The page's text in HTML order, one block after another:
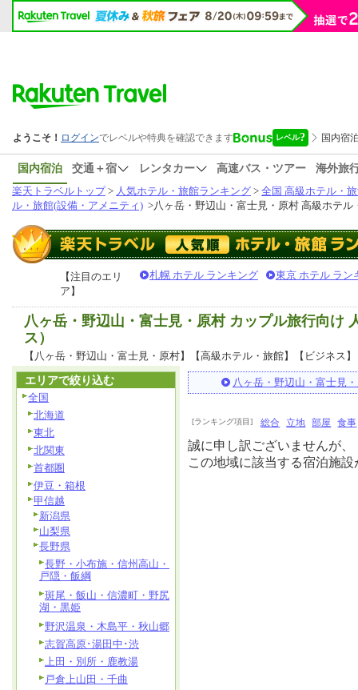
国内宿泊 交通＋宿 レンタカー 高速バス・ツアー
海外旅
楽天トラベルトップ> 人気ホテル・旅館ランキング > 全国 高級ホテル・
ル・旅館(設備・アメニティ) >八ヶ岳・野辺山・富士見・原村 高級ホテル
【注目のエリ
ア】
札幌 ホテル ランキング 東京 ホテル ラン
八ヶ岳・野辺山・富士見・原村 カップル旅行向け
ス）
【八ヶ岳・野辺山・富士見・原村】【高級ホテル・旅館】【ビジネス
八ヶ岳・野辺山・富士見
[ランキング項目] 総合 立地 部屋 食事
誠に申し訳ございませんが、
この地域に該当する宿泊施
エリアで絞り込む
全国
北海道
東北
北関東
首都圏
伊豆・箱根
甲信越
新潟県
山梨県
長野県
長野・小布施・信州高山・
戸隠・飯綱
斑尾・飯山・信濃町・野尻
湖・黒姫
野沢温泉・木島平・秋山郷
志賀高原･湯田中･渋
上田・別所・鹿教湯
戸倉上山田・千曲